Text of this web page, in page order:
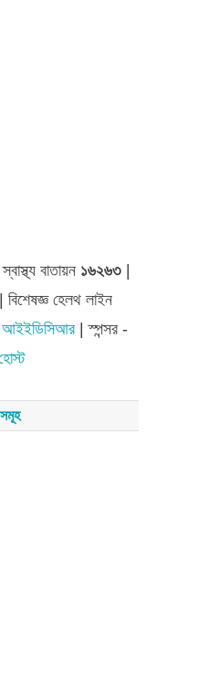
স্বাস্থ্য বাতায়ন ১৬২৬৩
| বিশেষজ্ঞ হেলথ লাইন
আইইডিসিআর| স্পন্সর -